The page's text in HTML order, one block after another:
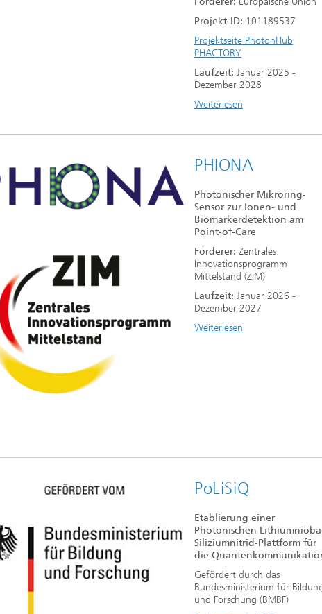
Projekt-ID: 101189537
Projektseite PhotonHub
PHACTORY
Laufzeit: Januar 2025 -
Dezember 2028
Weiterlesen
PHIONA
Photonischer Mikroring-
Sensor zur Ionen- und
Biomarkerdetektion am
Point-of-Care
Förderer: Zentrales
Innovationsprogramm
Mittelstand (ZIM)
Laufzeit: Januar 2026 -
Dezember 2027
Weiterlesen
PoLiSiQ
Etablierung einer
Photonischen
Siliziumnitrid-Plattform für
die
Gefördert durch das
Bundesministerium für
und Forschung (BMBF)